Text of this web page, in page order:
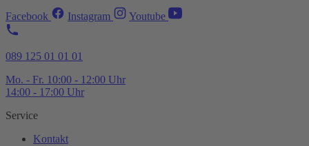
Facebook Instagram Youtube
089 125 01 01 01
Mo. - Fr. 10:00 - 12:00 Uhr
14:00 - 17:00 Uhr
Service
Kontakt